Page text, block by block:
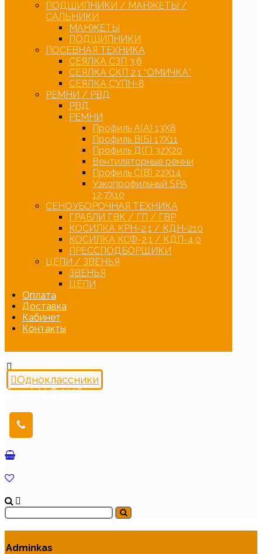
ПОДШИПНИКИ / МАНЖЕТЫ /
САЛЬНИКИ
МАНЖЕТЫ
ПОДШИПНИКИ
ПОСЕВНАЯ ТЕХНИКА
СЕЯЛКА СЗП 3,6
СЕЯЛКА СКП 2,1 “ОМИЧКА”
СЕЯЛКА СУПН-8
РЕМНИ / РВД
РВД
РЕМНИ
Профиль А(А) 13Х8
Профиль В(Б) 17Х11
Профиль Д(Г) 32Х20
Вентиляторные ремни
Профиль С(В) 22Х14
Узкопрофильный SPA
12,7Х10
СЕНОУБОРОЧНАЯ ТЕХНИКА
ГРАБЛИ ГВК / ГП / ГВР
КОСИЛКА КРН-2,1 / КДН-210
КОСИЛКА КСФ-2,1 / КДП-4,0
ПРЕССПОДБОРЩИКИ
ЦЕПИ / ЗВЕНЬЯ
ЗВЕНЬЯ
ЦЕПИ
Оплата
Доставка
Кабинет
Контакты
Одноклассники
Copyright © 2026
Adminkas